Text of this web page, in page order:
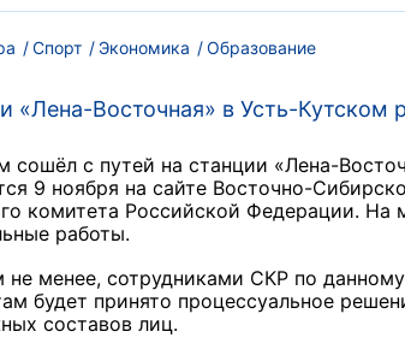
Спорт Экономика Образование
«Лена-Восточная» в Усть-Кутском
сошёл с путей на станции «Лена-
9 ноября на сайте Восточно-
комитета Российской Федерации. На
работы.
менее, сотрудниками СКР по
будет принято процессуальное
составов лиц.